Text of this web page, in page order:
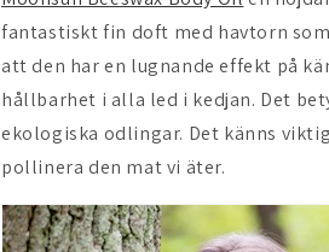
fantastiskt fin doft med havtorn
att den har en lugnande effekt på
hållbarhet i alla led i kedjan. Det
ekologiska odlingar. Det känns
pollinera den mat vi äter.